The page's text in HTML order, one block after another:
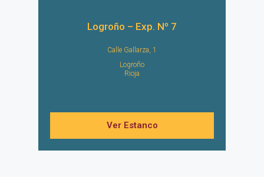
Logroño – Exp. Nº 7
Calle Gallarza, 1
Logroño
Rioja
Ver Estanco